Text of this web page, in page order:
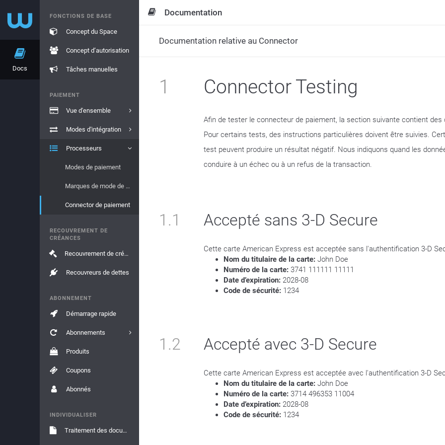
Docs
FONCTIONS DE BASE
Concept du Space
Concept d’autorisation
Tâches manuelles
PAIEMENT
Vue d'ensemble
Modes d'intégration
Processeurs
Modes de paiement
Marques de mode de paiement
Connector de paiement
RECOUVREMENT DE
CRÉANCES
Recouvrement de créances
Recouvreurs de dettes
ABONNEMENT
Démarrage rapide
Abonnements
Produits
Coupons
Abonnés
INDIVIDUALISER
Traitement des documents
Documentation
Documentation relative au Connector
1 Connector Testing
Afin de tester le connecteur de paiement, la section suivante contient des
Pour certains tests, des instructions particulières doivent être suivies.
test peuvent produire un résultat négatif. Nous indiquons quand les
conduire à un échec ou à un refus de la transaction.
1.1 Accepté sans 3-D Secure
Cette carte American Express est acceptée sans l'authentification 3-D
Nom du titulaire de la carte: John Doe
Numéro de la carte: 3741 111111 11111
Date d’expiration: 2028-08
Code de sécurité: 1234
1.2 Accepté avec 3-D Secure
Cette carte American Express est acceptée avec l'authentification 3-D
Nom du titulaire de la carte: John Doe
Numéro de la carte: 3714 496353 11004
Date d’expiration: 2028-08
Code de sécurité: 1234